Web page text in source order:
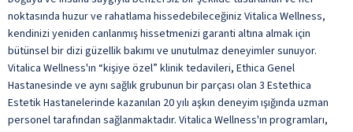
noktasında huzur ve rahatlama hissedebileceğiniz Vitalica Wellness,
kendinizi yeniden canlanmış hissetmenizi garanti altına almak için
bütünsel bir dizi güzellik bakımı ve unutulmaz deneyimler sunuyor.
Vitalica Wellness'ın “kişiye özel” klinik tedavileri, Ethica Genel
Hastanesinde ve aynı sağlık grubunun bir parçası olan 3 Estethica
Estetik Hastanelerinde kazanılan 20 yılı aşkın deneyim ışığında uzman
personel tarafından sağlanmaktadır. Vitalica Wellness'ın programları,